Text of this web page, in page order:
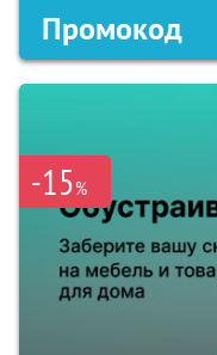
Промокод
-15%